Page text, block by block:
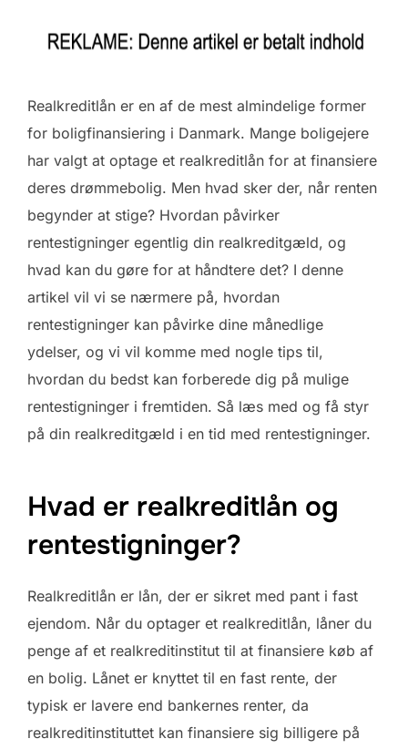
Realkreditlån er en af de mest almindelige former
for boligfinansiering i Danmark. Mange boligejere
har valgt at optage et realkreditlån for at finansiere
deres drømmebolig. Men hvad sker der, når renten
begynder at stige? Hvordan påvirker
rentestigninger egentlig din realkreditgæld, og
hvad kan du gøre for at håndtere det? I denne
artikel vil vi se nærmere på, hvordan
rentestigninger kan påvirke dine månedlige
ydelser, og vi vil komme med nogle tips til,
hvordan du bedst kan forberede dig på mulige
rentestigninger i fremtiden. Så læs med og få styr
på din realkreditgæld i en tid med rentestigninger.
Hvad er realkreditlån og
rentestigninger?
Realkreditlån er lån, der er sikret med pant i fast
ejendom. Når du optager et realkreditlån, låner du
penge af et realkreditinstitut til at finansiere køb af
en bolig. Lånet er knyttet til en fast rente, der
typisk er lavere end bankernes renter, da
realkreditinstituttet kan finansiere sig billigere på